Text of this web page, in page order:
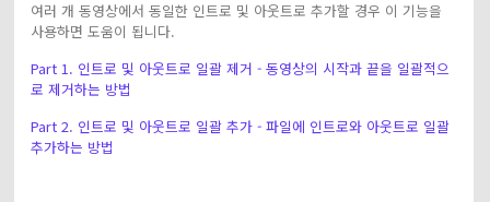
여러 개 동영상에서 동일한 인트로 및 아웃트로 추가할 경우 이 기능을
사용하면 도움이 됩니다.
Part 1. 인트로 및 아웃트로 일괄 제거 - 동영상의 시작과 끝을 일괄적으
로 제거하는 방법
Part 2. 인트로 및 아웃트로 일괄 추가 - 파일에 인트로와 아웃트로 일괄
추가하는 방법